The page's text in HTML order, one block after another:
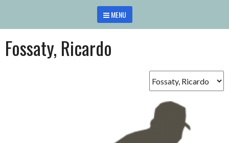
contenido
MENU
Fossaty, Ricardo